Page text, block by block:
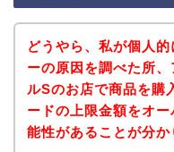
どうやら、私が個人
ーの原因を調べた所
ルSのお店で商品を購
ードの上限金額をオ
能性があることが分か